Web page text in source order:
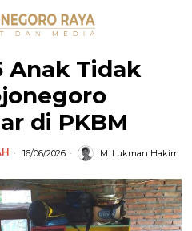
Anak Tidak
di PKBM
16/06/2026 M. Lukman Hakim